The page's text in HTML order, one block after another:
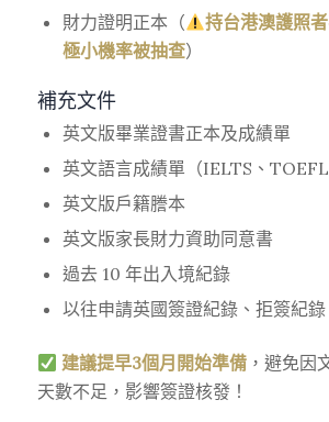
財力證明正本（
持台港澳護照
極小機率被抽查）
補充文件
英文版畢業證書正本及成績單
英文語言成績單（IELTS、TOEFL
英文版戶籍謄本
英文版家長財力資助同意書
過去 10 年出入境紀錄
以往申請英國簽證紀錄、拒簽紀錄
建議提早3個月開始準備，避免因
天數不足，影響簽證核發！